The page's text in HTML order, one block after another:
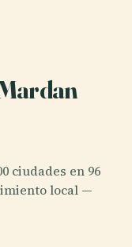
ciudades en 96
local —